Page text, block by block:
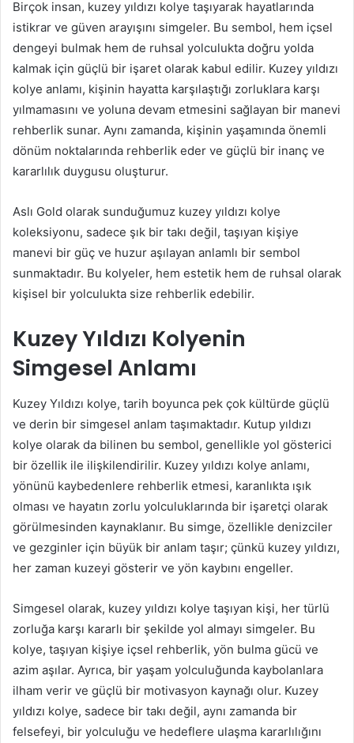
Birçok insan, kuzey yıldızı kolye taşıyarak hayatlarında
istikrar ve güven arayışını simgeler. Bu sembol, hem içsel
dengeyi bulmak hem de ruhsal yolculukta doğru yolda
kalmak için güçlü bir işaret olarak kabul edilir. Kuzey yıldızı
kolye anlamı, kişinin hayatta karşılaştığı zorluklara karşı
yılmamasını ve yoluna devam etmesini sağlayan bir manevi
rehberlik sunar. Aynı zamanda, kişinin yaşamında önemli
dönüm noktalarında rehberlik eder ve güçlü bir inanç ve
kararlılık duygusu oluşturur.
Aslı Gold olarak sunduğumuz kuzey yıldızı kolye
koleksiyonu, sadece şık bir takı değil, taşıyan kişiye
manevi bir güç ve huzur aşılayan anlamlı bir sembol
sunmaktadır. Bu kolyeler, hem estetik hem de ruhsal olarak
kişisel bir yolculukta size rehberlik edebilir.
Kuzey Yıldızı Kolyenin
Simgesel Anlamı
Kuzey Yıldızı kolye, tarih boyunca pek çok kültürde güçlü
ve derin bir simgesel anlam taşımaktadır. Kutup yıldızı
kolye olarak da bilinen bu sembol, genellikle yol gösterici
bir özellik ile ilişkilendirilir. Kuzey yıldızı kolye anlamı,
yönünü kaybedenlere rehberlik etmesi, karanlıkta ışık
olması ve hayatın zorlu yolculuklarında bir işaretçi olarak
görülmesinden kaynaklanır. Bu simge, özellikle denizciler
ve gezginler için büyük bir anlam taşır; çünkü kuzey yıldızı,
her zaman kuzeyi gösterir ve yön kaybını engeller.
Simgesel olarak, kuzey yıldızı kolye taşıyan kişi, her türlü
zorluğa karşı kararlı bir şekilde yol almayı simgeler. Bu
kolye, taşıyan kişiye içsel rehberlik, yön bulma gücü ve
azim aşılar. Ayrıca, bir yaşam yolculuğunda kaybolanlara
ilham verir ve güçlü bir motivasyon kaynağı olur. Kuzey
yıldızı kolye, sadece bir takı değil, aynı zamanda bir
felsefeyi, bir yolculuğu ve hedeflere ulaşma kararlılığını